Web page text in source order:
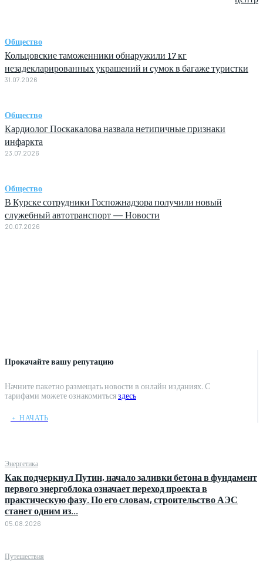
Прокачайте вашу репутацию
Начните пакетно размещать новости в онлайн изданиях. С
тарифами можете ознакомитьсяздесь
﹢ НАЧАТЬ
Энергетика
Как подчеркнул Путин, начало заливки бетона в фундамент
первого энергоблока означает переход проекта в
практическую фазу. По его словам, строительство АЭС
станет одним из...
05.08.2026
Путешествия
Общество
Кольцовские таможенники обнаружили 17 кг
незадекларированных украшений и сумок в багаже туристки
31.07.2026
Общество
Кардиолог Поскакалова назвала нетипичные признаки
инфаркта
23.07.2026
Общество
В Курске сотрудники Госпожнадзора получили новый
служебный автотранспорт — Новости
20.07.2026